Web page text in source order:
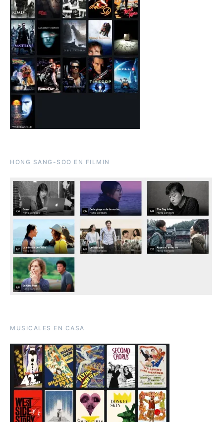
HONG SANG-SOO EN FILMIN
MUSICALES EN CASA